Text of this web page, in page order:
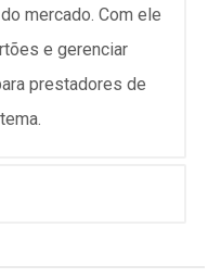
mercado. Com ele
e gerenciar
prestadores de